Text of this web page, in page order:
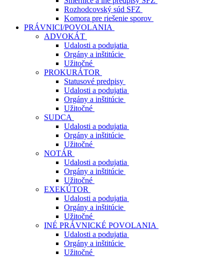
Rozhodcovský súd SFZ
Komora pre riešenie sporov
PRÁVNICI/POVOLANIA
ADVOKÁT
Udalosti a podujatia
Orgány a inštitúcie
Užitočné
PROKURÁTOR
Statusové predpisy
Udalosti a podujatia
Orgány a inštitúcie
Užitočné
SUDCA
Udalosti a podujatia
Orgány a inštitúcie
Užitočné
NOTÁR
Udalosti a podujatia
Orgány a inštitúcie
Užitočné
EXEKÚTOR
Udalosti a podujatia
Orgány a inštitúcie
Užitočné
INÉ PRÁVNICKÉ POVOLANIA
Udalosti a podujatia
Orgány a inštitúcie
Užitočné